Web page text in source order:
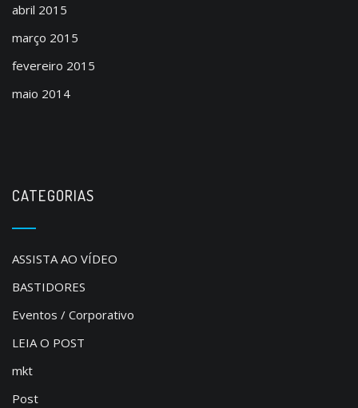
abril 2015
março 2015
fevereiro 2015
maio 2014
CATEGORIAS
ASSISTA AO VÍDEO
BASTIDORES
Eventos / Corporativo
LEIA O POST
mkt
Post